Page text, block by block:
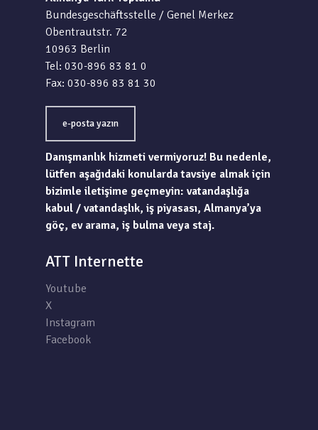
Bundesgeschäftsstelle / Genel Merkez
Obentrautstr. 72
10963 Berlin
Tel: 030-896 83 81 0
Fax: 030-896 83 81 30
e-posta yazın
Danışmanlık hizmeti vermiyoruz! Bu nedenle,
lütfen aşağıdaki konularda tavsiye almak için
bizimle iletişime geçmeyin: vatandaşlığa
kabul / vatandaşlık, iş piyasası, Almanya’ya
göç, ev arama, iş bulma veya staj.
ATT Internette
Youtube
X
Instagram
Facebook